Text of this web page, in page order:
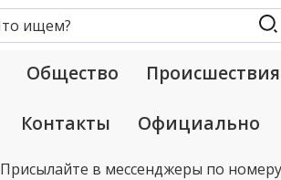
Общество Происшествия
Контакты Официально
Присылайте в мессенджеры по номеру